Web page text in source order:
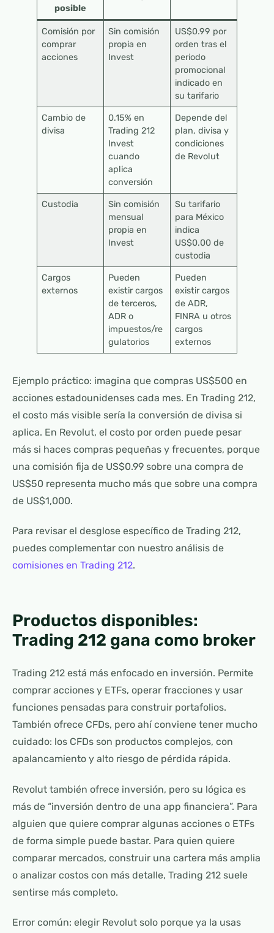
posible
Comisión por
comprar
acciones
Sin comisión
propia en
Invest
US$0.99 por
orden tras el
periodo
promocional
indicado en
su tarifario
Cambio de
divisa
0.15% en
Trading 212
Invest
cuando
aplica
conversión
Depende del
plan, divisa y
condiciones
de Revolut
Custodia
Sin comisión
mensual
propia en
Invest
Su tarifario
para México
indica
US$0.00 de
custodia
Cargos
externos
Pueden
existir cargos
de terceros,
ADR o
impuestos/re
gulatorios
Pueden
existir cargos
de ADR,
FINRA u otros
cargos
externos
Ejemplo práctico: imagina que compras US$500 en
acciones estadounidenses cada mes. En Trading 212,
el costo más visible sería la conversión de divisa si
aplica. En Revolut, el costo por orden puede pesar
más si haces compras pequeñas y frecuentes, porque
una comisión fija de US$0.99 sobre una compra de
US$50 representa mucho más que sobre una compra
de US$1,000.
Para revisar el desglose específico de Trading 212,
puedes complementar con nuestro análisis de
comisiones en Trading 212.
Productos disponibles:
Trading 212 gana como broker
Trading 212 está más enfocado en inversión. Permite
comprar acciones y ETFs, operar fracciones y usar
funciones pensadas para construir portafolios.
También ofrece CFDs, pero ahí conviene tener mucho
cuidado: los CFDs son productos complejos, con
apalancamiento y alto riesgo de pérdida rápida.
Revolut también ofrece inversión, pero su lógica es
más de “inversión dentro de una app financiera”. Para
alguien que quiere comprar algunas acciones o ETFs
de forma simple puede bastar. Para quien quiere
comparar mercados, construir una cartera más amplia
o analizar costos con más detalle, Trading 212 suele
sentirse más completo.
Error común: elegir Revolut solo porque ya la usas